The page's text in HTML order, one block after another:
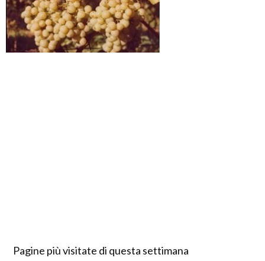
Pagine più visitate di questa settimana